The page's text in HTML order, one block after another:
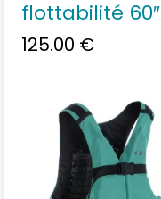
flottabilité 60″
125.00 €